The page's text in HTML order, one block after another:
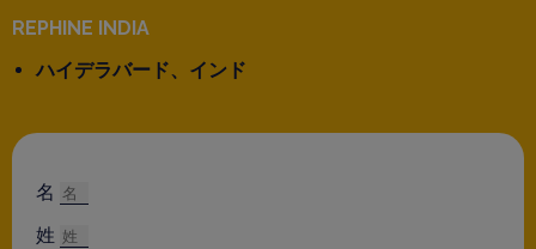
REPHINE INDIA
ハイデラバード、インド
名
姓